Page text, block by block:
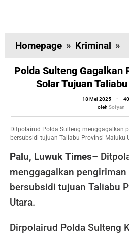
Homepage » Kriminal »
Polda Sulteng Gagalkan
Solar Tujuan
18 Mei 2025
oleh
Sofyan
-
oleh Sofyan
Ditpolairud Polda Sulteng menggagalkan
bersubsidi tujuan Taliabu Provinsi Maluku
Palu, Luwuk Times–
menggagalkan
bersubsidi tujuan Taliabu
Utara.
Dirpolairud Polda Sulteng